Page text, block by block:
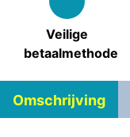
Veilige
betaalmethode
Omschrijving